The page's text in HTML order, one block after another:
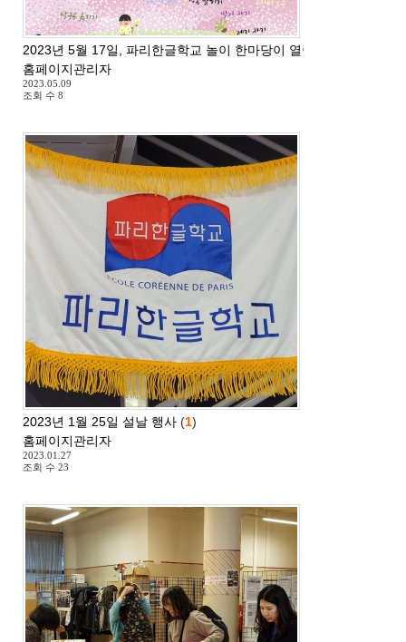
2023년 5월 17일, 파리한글학교 놀이 한마당이 열립니다.
홈페이지관리자
2023.05.09
조회 수 8
2023년 1월 25일 설날 행사 (1)
홈페이지관리자
2023.01.27
조회 수 23